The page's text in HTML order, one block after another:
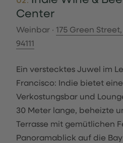
Center
Weinbar · 175 Green
94111
Ein verstecktes Juwel im
Francisco: Indie bietet
Verkostungsbar und
30 Meter lange, beheizte
Terrasse mit gemütlichen
Panoramablick auf die